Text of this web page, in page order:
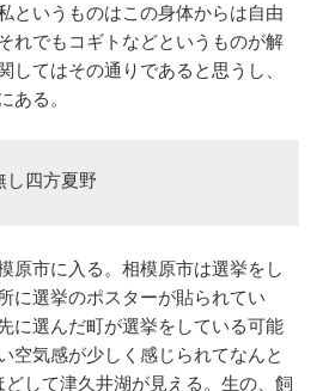
というものはこの身体からは自由
れでもコギトなどというものが解
してはその通りであると思うし、
ある。
し四方夏野
原市に入る。相模原市は選挙をし
に選挙のポスターが貼られてい
に選んだ町が選挙をしている可能
空気感が少しく感じられてなんと
して津久井湖が見える。生の、飼